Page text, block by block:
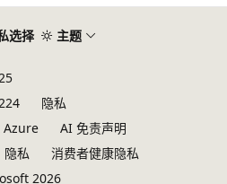
选择 主题
隐私
Azure
AI 免责声明
隐私
消费者健康隐私
2026